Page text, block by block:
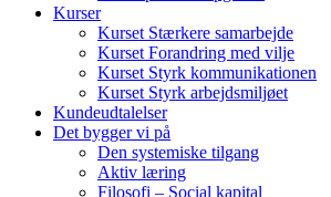
Kurser
Kurset Stærkere samarbejde
Kurset Forandring med vilje
Kurset Styrk kommunikationen
Kurset Styrk arbejdsmiljøet
Kundeudtalelser
Det bygger vi på
Den systemiske tilgang
Aktiv læring
Filosofi – Social kapital